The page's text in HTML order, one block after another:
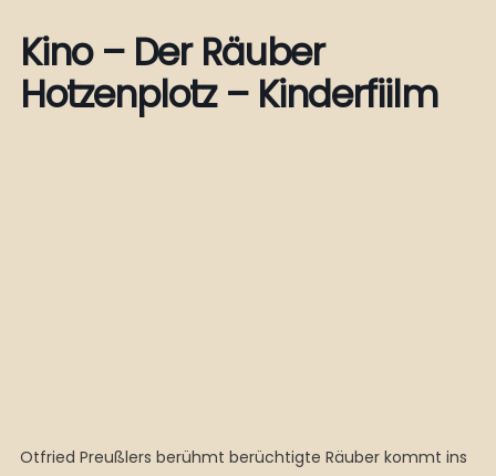
Kino – Der Räuber
Hotzenplotz – Kinderfiilm
Otfried Preußlers berühmt berüchtigte Räuber kommt ins